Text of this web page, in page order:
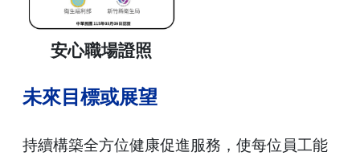
安心職場證照
未來目標或展望
持續構築全方位健康促進服務，使每位員工能